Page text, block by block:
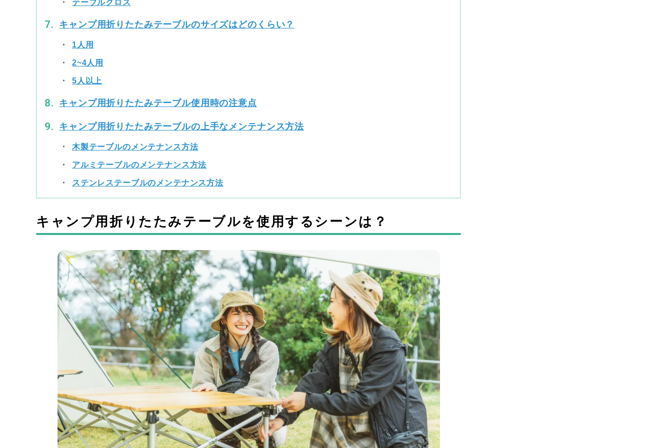
テーブルクロス
キャンプ用折りたたみテーブルのサイズはどのくらい？
1人用
2~4人用
5人以上
キャンプ用折りたたみテーブル使用時の注意点
キャンプ用折りたたみテーブルの上手なメンテナンス方法
木製テーブルのメンテナンス方法
アルミテーブルのメンテナンス方法
ステンレステーブルのメンテナンス方法
キャンプ用折りたたみテーブルを使用するシーンは？